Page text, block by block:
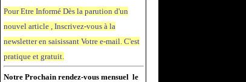
Pour Etre Informé Dès la parution d'un
nouvel article , Inscrivez-vous à la
newsletter en saisissant Votre e-mail. C'est
pratique et gratuit.
Notre Prochain rendez-vous mensuel le